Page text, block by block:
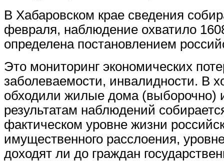
В Хабаровском крае сведения
февраля, наблюдение охватило
определена постановлением
Это мониторинг экономических
заболеваемости, инвалидности. В
обходили жилые дома (выборочно)
результатам наблюдений
фактическом уровне жизни
имущественного расслоения,
доходят ли до граждан